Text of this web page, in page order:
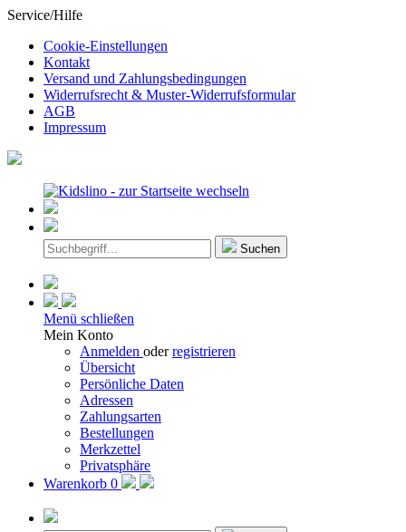
Service/Hilfe
Cookie-Einstellungen
Kontakt
Versand und Zahlungsbedingungen
Widerrufsrecht & Muster-Widerrufsformular
AGB
Impressum
Suchen
Menü schließen
Mein Konto
Anmelden oderregistrieren
Übersicht
Persönliche Daten
Adressen
Zahlungsarten
Bestellungen
Merkzettel
Privatsphäre
Warenkorb 0